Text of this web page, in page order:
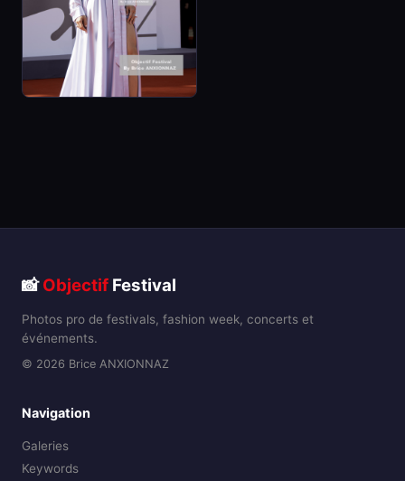
📸Objectif Festival
Photos pro de festivals, fashion week, concerts et
événements.
© 2026 Brice ANXIONNAZ
Navigation
Galeries
Keywords